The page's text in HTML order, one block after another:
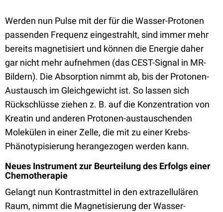
Werden nun Pulse mit der für die Wasser-Protonen
passenden Frequenz eingestrahlt, sind immer mehr
bereits magnetisiert und können die Energie daher
gar nicht mehr aufnehmen (das CEST-Signal in MR-
Bildern). Die Absorption nimmt ab, bis der Protonen-
Austausch im Gleichgewicht ist. So lassen sich
Rückschlüsse ziehen z. B. auf die Konzentration von
Kreatin und anderen Protonen-austauschenden
Molekülen in einer Zelle, die mit zu einer Krebs-
Phänotypisierung herangezogen werden kann.
Neues Instrument zur Beurteilung des Erfolgs einer
Chemotherapie
Gelangt nun Kontrastmittel in den extrazellulären
Raum, nimmt die Magnetisierung der Wasser-